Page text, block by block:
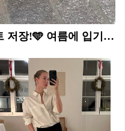
가볍게 입기 좋은 미디스커트 저장!🩵 여름에 입기 좋은 미디스커트 코디, 이렇게 입어보세요. 1. 슬리브리스 슬리브리스를 매치하면 미디스커트도 훨씬 가볍고 시원해 보입니다. 허리 라인이 살짝 보이는 톱을 고르면 다리가 더 길어 보이는 효과도 줄 수 있습니다. 2. 오프숄더 쇄골과 어깨 라인이 드러나는 오프숄더는 미디스커트 코디에 포인트가 되어줍니다. 플랫슈즈를 함께 매치해 여리여리한 여름 코디로 연출해보세요. 3. 반팔티 미디스커트가 너무 여성스럽게 느껴질 때는 기본 반팔티로 힘을 빼보세요. 편안한 분위기는 살리면서도 데일리하게 입기 좋은 미디스커트 코디가 완성됩니다.